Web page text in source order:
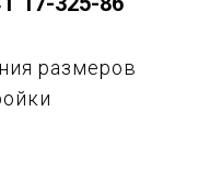
размеров